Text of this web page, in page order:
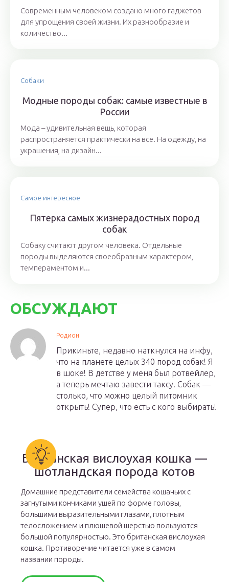
Современным человеком создано много гаджетов
для упрощения своей жизни. Их разнообразие и
количество...
Собаки
Модные породы собак: самые известные в
России
Мода – удивительная вещь, которая
распространяется практически на все. На одежду, на
украшения, на дизайн...
Самое интересное
Пятерка самых жизнерадостных пород
собак
Собаку считают другом человека. Отдельные
породы выделяются своеобразным характером,
темпераментом и...
ОБСУЖДАЮТ
Родион
Прикиньте, недавно наткнулся на инфу,
что на планете целых 340 пород собак! Я
в шоке! В детстве у меня был ротвейлер,
а теперь мечтаю завести таксу. Собак —
столько, что можно целый питомник
открыть! Супер, что есть с кого выбирать!
Британская вислоухая кошка —
шотландская порода котов
Домашние представители семейства кошачьих с
загнутыми кончиками ушей по форме головы,
большими выразительными глазами, плотным
телосложением и плюшевой шерстью пользуются
большой популярностью. Это британская вислоухая
кошка. Противоречие читается уже в самом
названии породы.